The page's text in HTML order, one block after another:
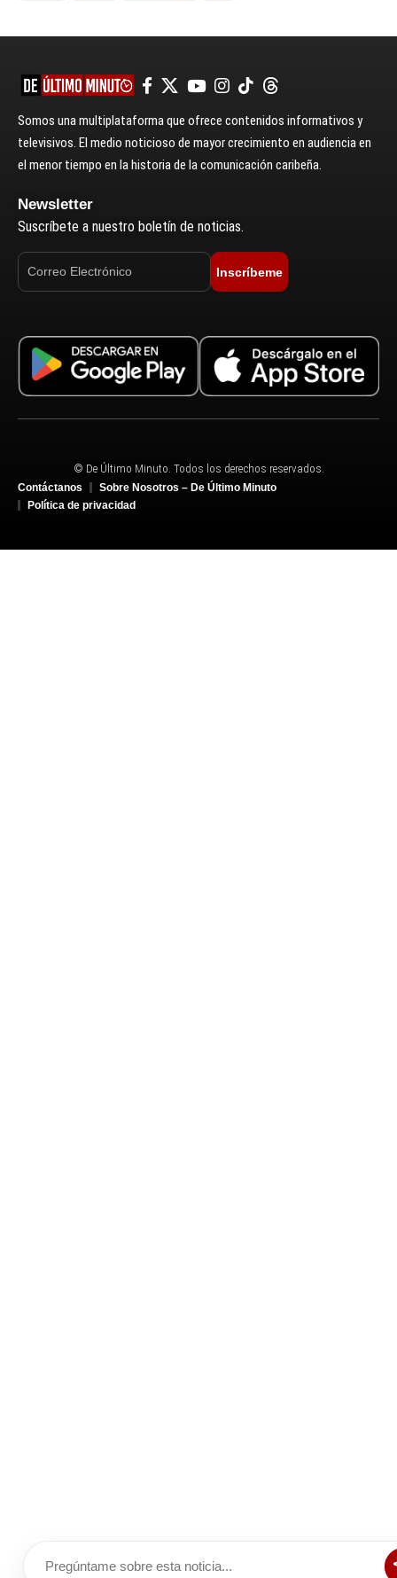
Somos una multiplataforma que ofrece contenidos informativos y
televisivos. El medio noticioso de mayor crecimiento en audiencia en
el menor tiempo en la historia de la comunicación caribeña.
Newsletter
Suscríbete a nuestro boletín de noticias.
Inscríbeme
© De Último Minuto. Todos los derechos reservados.
Contáctanos
Sobre Nosotros – De Último Minuto
Política de privacidad